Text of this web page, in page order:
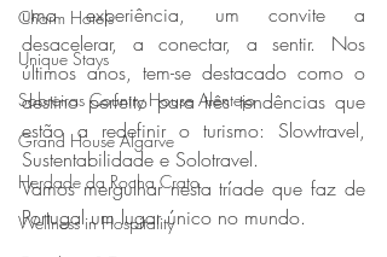
Charm Hotels
Unique Stays
Sobreiras Country House Alentejo
Grand House Algarve
Herdade da Rocha Crato
Wellness in Hospitality
uma experiência, um convite a
desacelerar, a conectar, a sentir. Nos
últimos anos, tem-se destacado como o
destino perfeito para três tendências que
estão a redefinir o turismo: Slowtravel,
Sustentabilidade e Solotravel.
Vamos mergulhar nesta tríade que faz de
Portugal um lugar único no mundo.